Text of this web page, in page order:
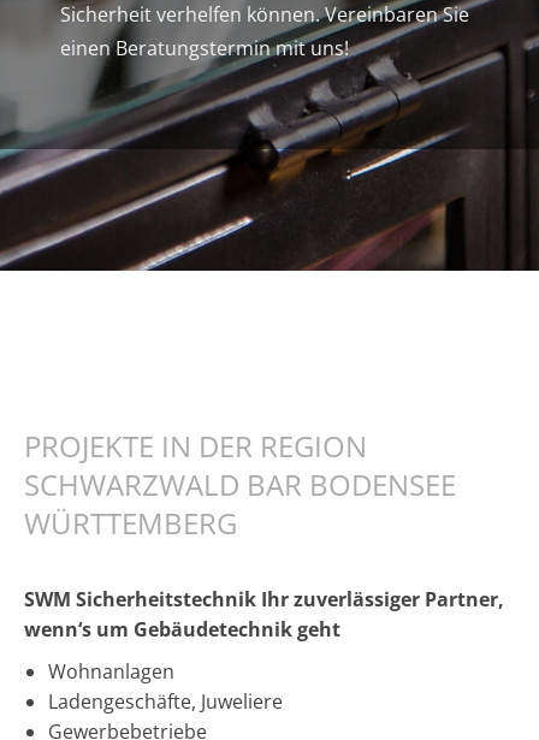
Sicherheit verhelfen können. Vereinbaren Sie
einen Beratungstermin mit uns!
PROJEKTE IN DER REGION
SCHWARZWALD BAR BODENSEE
WÜRTTEMBERG
SWM Sicherheitstechnik Ihr zuverlässiger Partner,
wenn‘s um Gebäudetechnik geht
Wohnanlagen
Ladengeschäfte, Juweliere
Gewerbebetriebe